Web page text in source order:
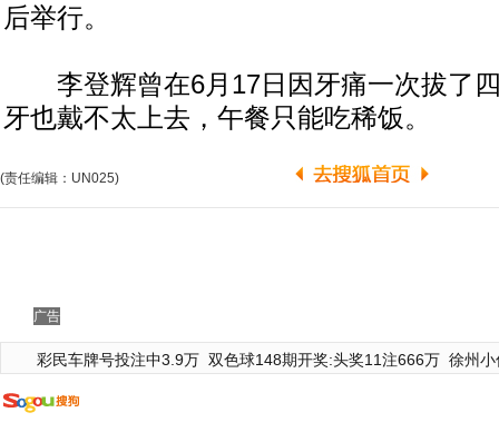
后举行。
李登辉曾在6月17日因牙痛一次拔了
牙也戴不太上去，午餐只能吃稀饭。
(责任编辑：UN025)
广告
彩民车牌号投注中3.9万 双色球148期开奖:头奖11注666万 徐州